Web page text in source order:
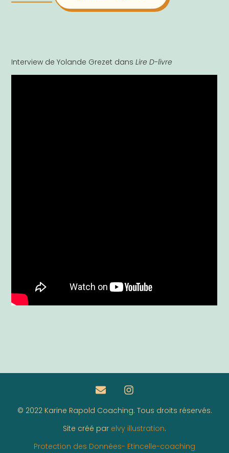
Interview de Yolande Grezet dansLire D-livre
© 2022 Karine Rapold Coaching. Tous droits réservés.
Site créé par elvy illustration.
Protection des Données- Etincelle-coaching